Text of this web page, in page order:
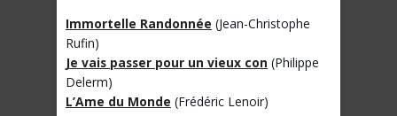
Immortelle Randonnée (Jean-Christophe
Rufin)
Je vais passer pour un vieux con (Philippe
Delerm)
L’Ame du Monde (Frédéric Lenoir)